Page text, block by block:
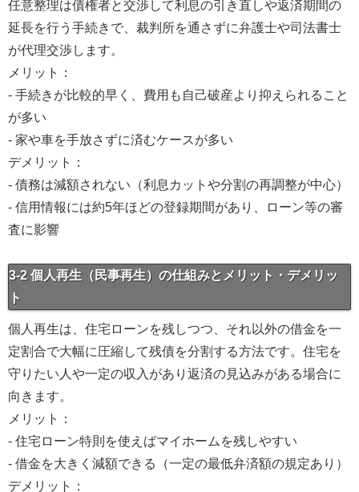
任意整理は債権者と交渉して利息の引き直しや返済期間の
延長を行う手続きで、裁判所を通さずに弁護士や司法書士
が代理交渉します。
メリット：
- 手続きが比較的早く、費用も自己破産より抑えられること
が多い
- 家や車を手放さずに済むケースが多い
デメリット：
- 債務は減額されない（利息カットや分割の再調整が中心）
- 信用情報には約5年ほどの登録期間があり、ローン等の審
査に影響
3-2 個人再生（民事再生）の仕組みとメリット・デメリッ
ト
個人再生は、住宅ローンを残しつつ、それ以外の借金を一
定割合で大幅に圧縮して残債を分割する方法です。住宅を
守りたい人や一定の収入があり返済の見込みがある場合に
向きます。
メリット：
- 住宅ローン特則を使えばマイホームを残しやすい
- 借金を大きく減額できる（一定の最低弁済額の規定あり）
デメリット：